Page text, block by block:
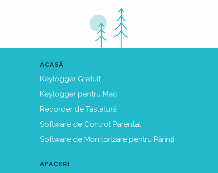
ACASĂ
Keylogger Gratuit
Keylogger pentru Mac
Recorder de Tastatură
Software de Control Parental
Software de Monitorizare pentru Părinți
AFACERI